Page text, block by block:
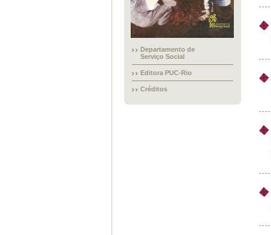
Departamento de
Serviço Social
Editora PUC-Rio
Créditos